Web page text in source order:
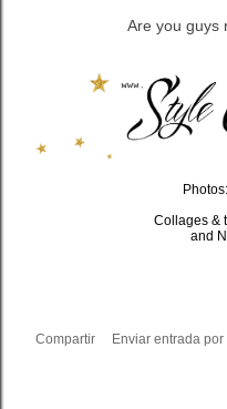
Are you guys
Collages &
and
Compartir Enviar entrada